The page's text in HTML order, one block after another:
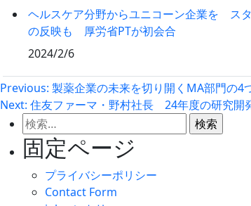
ヘルスケア分野からユニコーン企業を ス
の反映も 厚労省PTが初会合
2024/2/6
投
稿
ナ
Previous: 製薬企業の未来を切り開くMA部門の4
Next: 住友ファーマ・野村社長 24年度の研究開
検
索:
固定ページ
プライバシーポリシー
Contact Form